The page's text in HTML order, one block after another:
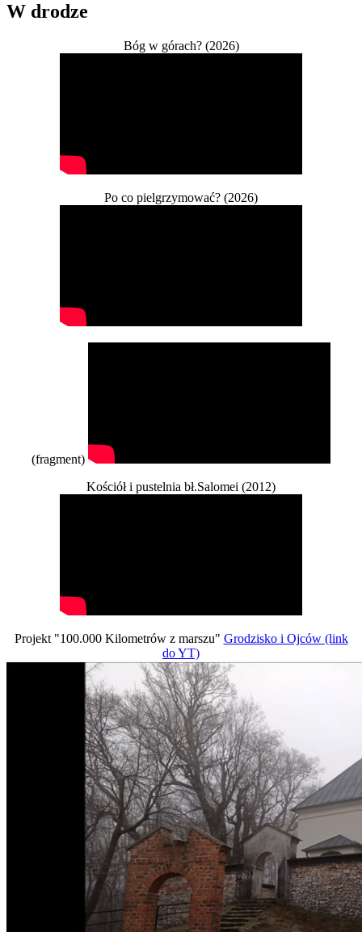
W drodze
Bóg w górach? (2026)
Po co pielgrzymować? (2026)
(fragment)
Kościół i pustelnia bł.Salomei (2012)
Projekt "100.000 Kilometrów z marszu" Grodzisko i Ojców (link
do YT)